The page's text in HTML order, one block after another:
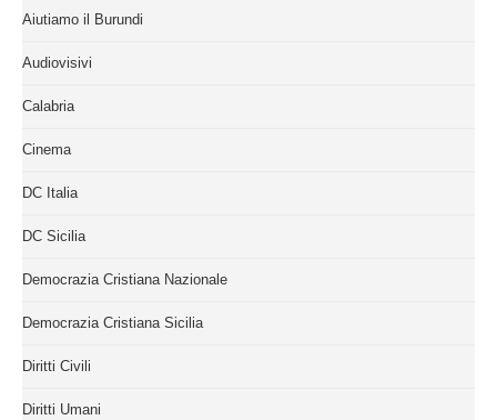
Aiutiamo il Burundi
Audiovisivi
Calabria
Cinema
DC Italia
DC Sicilia
Democrazia Cristiana Nazionale
Democrazia Cristiana Sicilia
Diritti Civili
Diritti Umani